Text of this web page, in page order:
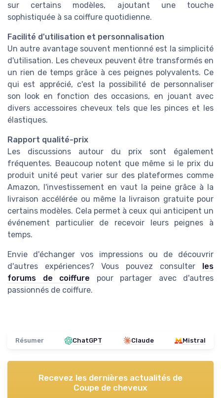
sur certains modèles, ajoutant une touche
sophistiquée à sa coiffure quotidienne.
Facilité d'utilisation et personnalisation
Un autre avantage souvent mentionné est la simplicité
d'utilisation. Les cheveux peuvent être transformés en
un rien de temps grâce à ces peignes polyvalents. Ce
qui est apprécié, c'est la possibilité de personnaliser
son look en fonction des occasions, en jouant avec
divers accessoires cheveux tels que les pinces et les
élastiques.
Rapport qualité-prix
Les discussions autour du prix sont également
fréquentes. Beaucoup notent que même si le prix du
produit unité peut varier sur des plateformes comme
Amazon, l'investissement en vaut la peine grâce à la
livraison accélérée ou même la livraison gratuite pour
certains modèles. Cela permet à ceux qui anticipent un
événement particulier de recevoir leurs peignes à
temps.
Envie d'échanger vos impressions ou de découvrir
d'autres expériences? Vous pouvez consulter
les
forums de coiffure pour partager avec d'autres
passionnés de coiffure.
Résumer ChatGPT Claude Mistral
Recevez les dernières actualités de
Coupe de cheveux